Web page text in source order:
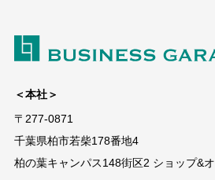
＜本社＞
〒277-0871
千葉県柏市若柴178番地4
柏の葉キャンパス148街区2 ショップ&